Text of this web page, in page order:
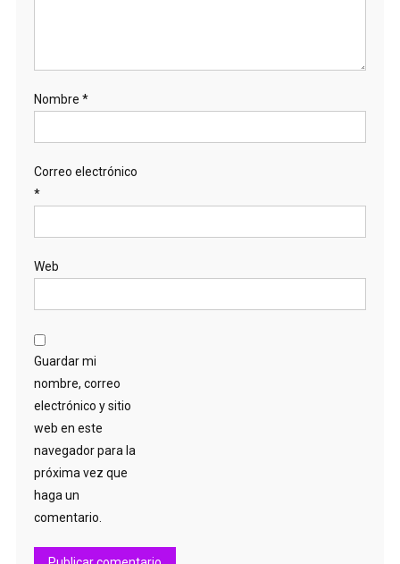
Nombre *
Correo electrónico
*
Web
Guardar mi
nombre, correo
electrónico y sitio
web en este
navegador para la
próxima vez que
haga un
comentario.